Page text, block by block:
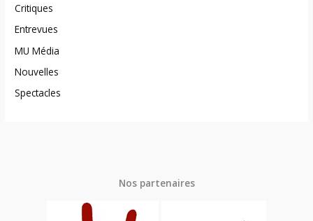
Critiques
Entrevues
MU Média
Nouvelles
Spectacles
Nos partenaires